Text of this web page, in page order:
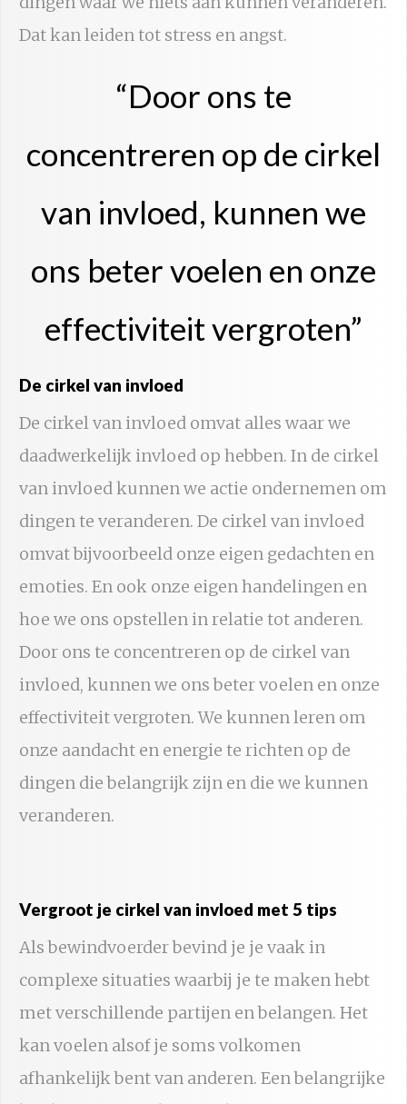
Dat kan leiden tot stress en angst.
“Door ons te
concentreren op de cirkel
van invloed, kunnen we
ons beter voelen en onze
effectiviteit vergroten”
De cirkel van invloed
De cirkel van invloed omvat alles waar we
daadwerkelijk invloed op hebben. In de cirkel
van invloed kunnen we actie ondernemen om
dingen te veranderen. De cirkel van invloed
omvat bijvoorbeeld onze eigen gedachten en
emoties. En ook onze eigen handelingen en
hoe we ons opstellen in relatie tot anderen.
Door ons te concentreren op de cirkel van
invloed, kunnen we ons beter voelen en onze
effectiviteit vergroten. We kunnen leren om
onze aandacht en energie te richten op de
dingen die belangrijk zijn en die we kunnen
veranderen.
Vergroot je cirkel van invloed met 5 tips
Als bewindvoerder bevind je je vaak in
complexe situaties waarbij je te maken hebt
met verschillende partijen en belangen. Het
kan voelen alsof je soms volkomen
afhankelijk bent van anderen. Een belangrijke